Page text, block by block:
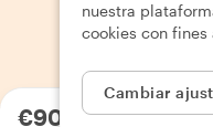
€90.44por persona
nuestra
cookies con
Cambiar